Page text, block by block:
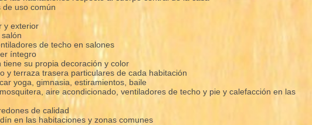
de uso común
y exterior
de techo en salones
íntegro
tiene su propia decoración y color
y terraza trasera particulares de cada habitación
yoga, gimnasia, estiramientos, baile
aire acondicionado, ventiladores de techo y pie y calefacción en las
de calidad
en las habitaciones y zonas comunes